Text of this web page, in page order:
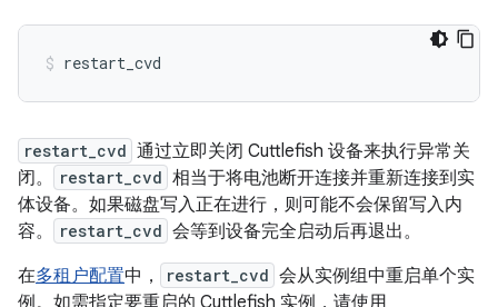
restart_cvd
restart_cvd 通过立即关闭 Cuttlefish 设备来执行异常关
闭。
restart_cvd 相当于将电池断开连接并重新连接到实
体设备。如果磁盘写入正在进行，则可能不会保留写入内
容。
restart_cvd 会等到设备完全启动后再退出。
在多租户配置中， restart_cvd 会从实例组中重启单个实
例。如需指定要重启的 Cuttlefish 实例，请使用